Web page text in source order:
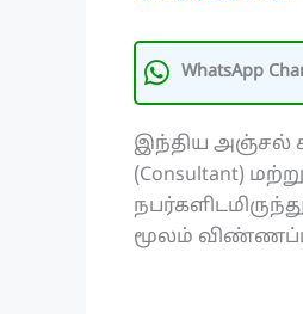
WhatsApp
இந்திய அஞ்சல்
(Consultant)
மூலம்